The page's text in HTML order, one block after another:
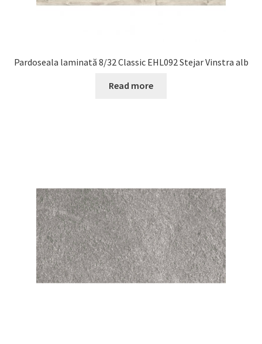
Pardoseala laminată 8/32 Classic EHL092 Stejar Vinstra alb
Read more